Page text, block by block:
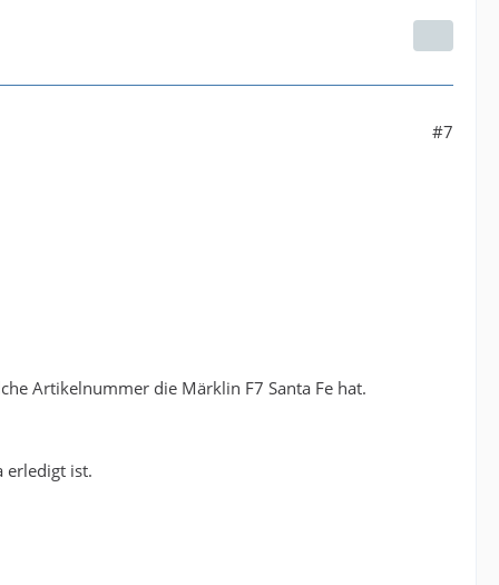
#7
Artikelnummer die Märklin F7 Santa Fe hat.
erledigt ist.